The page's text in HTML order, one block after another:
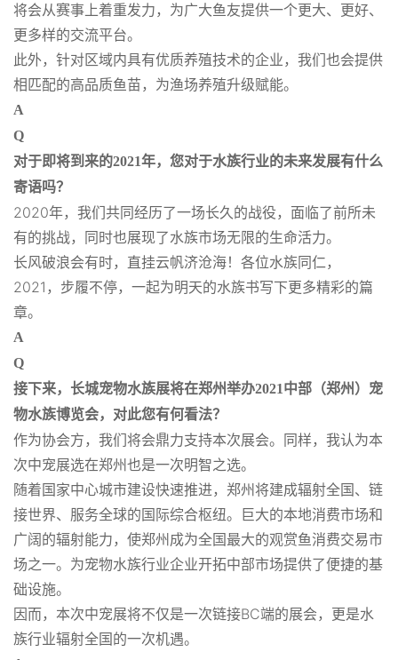
将会从赛事上着重发力，为广大鱼友提供一个更大、更好、
更多样的交流平台。
此外，针对区域内具有优质养殖技术的企业，我们也会提供
相匹配的高品质鱼苗，为渔场养殖升级赋能。
A
Q
对于即将到来的2021年，您对于水族行业的未来发展有什么
寄语吗？
2020年，我们共同经历了一场长久的战役，面临了前所未
有的挑战，同时也展现了水族市场无限的生命活力。
长风破浪会有时，直挂云帆济沧海！各位水族同仁，
2021，步履不停，一起为明天的水族书写下更多精彩的篇
章。
A
Q
接下来，长城宠物水族展将在郑州举办2021中部（郑州）宠
物水族博览会，对此您有何看法？
作为协会方，我们将会鼎力支持本次展会。同样，我认为本
次中宠展选在郑州也是一次明智之选。
随着国家中心城市建设快速推进，郑州将建成辐射全国、链
接世界、服务全球的国际综合枢纽。巨大的本地消费市场和
广阔的辐射能力，使郑州成为全国最大的观赏鱼消费交易市
场之一。为宠物水族行业企业开拓中部市场提供了便捷的基
础设施。
因而，本次中宠展将不仅是一次链接BC端的展会，更是水
族行业辐射全国的一次机遇。